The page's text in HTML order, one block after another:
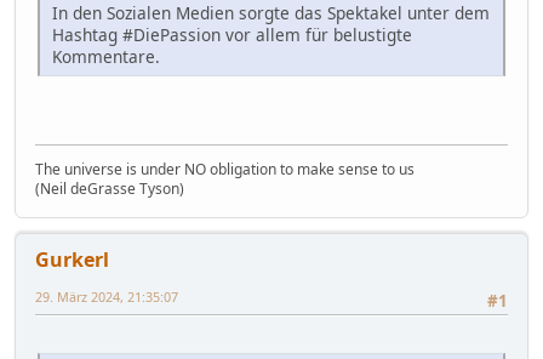
In den Sozialen Medien sorgte das Spektakel unter dem
Hashtag #DiePassion vor allem für belustigte
Kommentare.
The universe is under NO obligation to make sense to us
(Neil deGrasse Tyson)
Gurkerl
#1
29. März 2024, 21:35:07